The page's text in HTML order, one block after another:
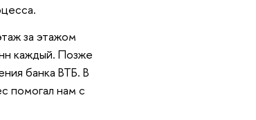
за этажом
каждый. Позже
банка ВТБ. В
помогал нам с